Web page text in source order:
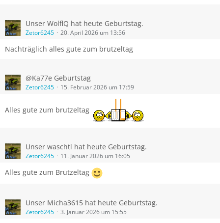
Unser WolflQ hat heute Geburtstag.
Zetor6245 20. April 2026 um 13:56
Nachträglich alles gute zum brutzeltag
@Ka77e Geburtstag
Zetor6245 15. Februar 2026 um 17:59
Alles gute zum brutzeltag
Unser waschtl hat heute Geburtstag.
Zetor6245 11. Januar 2026 um 16:05
Alles gute zum Brutzeltag
Unser Micha3615 hat heute Geburtstag.
Zetor6245 3. Januar 2026 um 15:55